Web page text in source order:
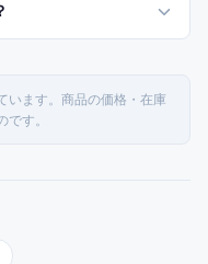
います。商品の価格・在庫
す。